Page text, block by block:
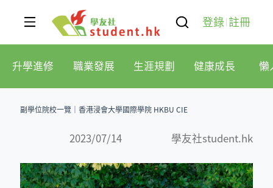
登錄 註冊
升學進修 職業發展 生涯規劃 健康成長 懶
副學位院校一覽｜香港浸會大學國際學院 HKBU CIE
2023/07/14 學友社student.hk